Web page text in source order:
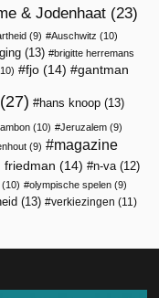
& Jodenhaat (23)
(9) Auschwitz (10)
(13)
brigitte herremans
fjo (14) gantman
(27) hans knoop (13)
(10) Jeruzalem (9)
(9)
magazine
friedman (14) n-va (12)
(10) olympische spelen (9)
(13) verkiezingen (11)